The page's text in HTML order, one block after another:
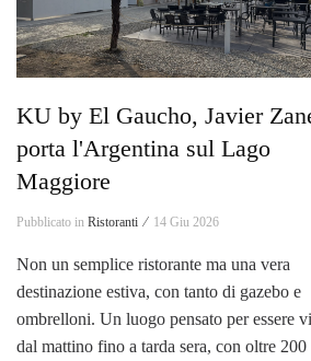
KU by El Gaucho, Javier
porta l'Argentina sul Lago
Maggiore
Pubblicato in Ristoranti ⁄ 14 Giu 2026
Non un semplice ristorante ma una vera
destinazione estiva, con tanto di gazebo e
ombrelloni. Un luogo pensato per essere
dal mattino fino a tarda sera, con oltre 200